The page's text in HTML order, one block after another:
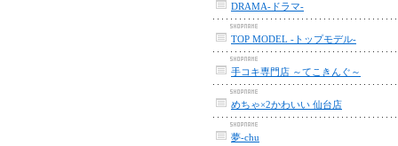
DRAMA-ドラマ-
TOP MODEL -トップモデル-
手コキ専門店 ～てこきんぐ～
めちゃ×2かわいい 仙台店
夢-chu